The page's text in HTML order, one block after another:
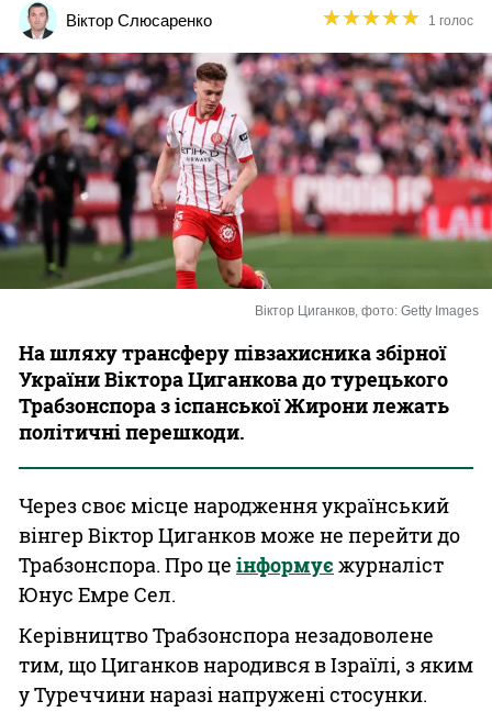
Різне
Букмекери
Казино
Віктор Слюсаренко ★★★★★
★★★★★ 1 голос
Віктор Циганков, фото: Getty Images
На шляху трансферу півзахисника збірної
України Віктора Циганкова до турецького
Трабзонспора з іспанської Жирони лежать
політичні перешкоди.
Через своє місце народження український
вінгер Віктор Циганков може не перейти до
Трабзонспора. Про це інформує журналіст
Юнус Емре Сел.
Керівництво Трабзонспора незадоволене
тим, що Циганков народився в Ізраїлі, з яким
у Туреччини наразі напружені стосунки.